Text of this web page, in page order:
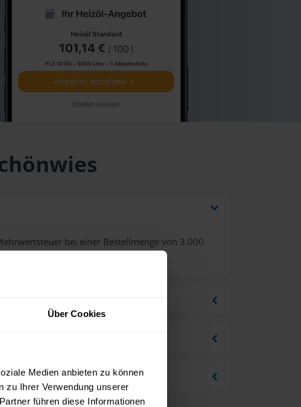
Über Cookies
Medien anbieten zu können
zu Ihrer Verwendung unserer
führen diese Informationen
bei einer Bestellmenge von 3.000